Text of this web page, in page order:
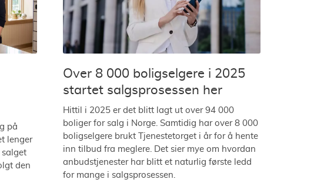
på
lenger
den
Over 8 000 boligselgere i 2025
startet salgsprosessen her
Hittil i 2025 er det blitt lagt ut over 94 000
boliger for salg i Norge. Samtidig har over 8 000
boligselgere brukt Tjenestetorget i år for å hente
inn tilbud fra meglere. Det sier mye om hvordan
anbudstjenester har blitt et naturlig første ledd
for mange i salgsprosessen.